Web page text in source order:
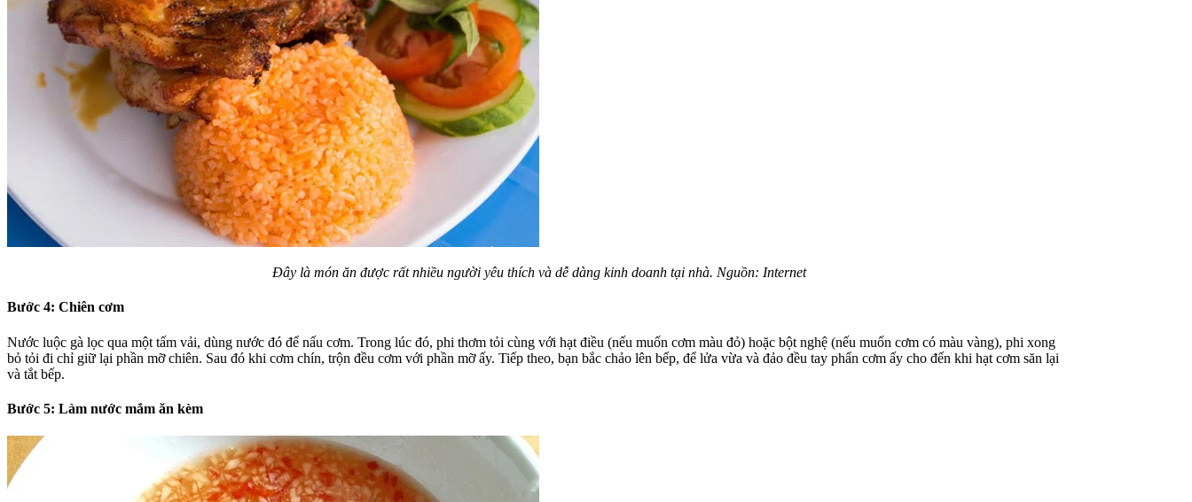
Đây là món ăn được rất nhiều người yêu thích và dễ dàng kinh doanh tại nhà. Nguồn: Internet
Bước 4: Chiên cơm
Nước luộc gà lọc qua một tấm vải, dùng nước đó để nấu cơm. Trong lúc đó, phi thơm tỏi cùng với hạt điều (nếu muốn cơm màu đỏ) hoặc bột nghệ (nếu muốn cơm có màu vàng), phi xong
bỏ tỏi đi chỉ giữ lại phần mỡ chiên. Sau đó khi cơm chín, trộn đều cơm với phần mỡ ấy. Tiếp theo, bạn bắc chảo lên bếp, để lửa vừa và đảo đều tay phẩn cơm ấy cho đến khi hạt cơm săn lại
và tắt bếp.
Bước 5: Làm nước mắm ăn kèm